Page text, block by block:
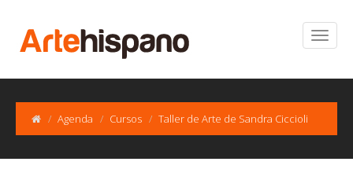
Agenda Cursos Taller de Arte de Sandra Ciccioli